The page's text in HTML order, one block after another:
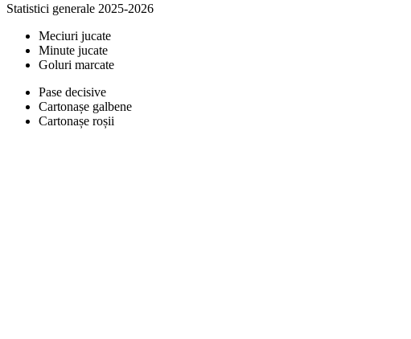
Statistici generale 2025-2026
Meciuri jucate
Minute jucate
Goluri marcate
Pase decisive
Cartonașe galbene
Cartonașe roșii